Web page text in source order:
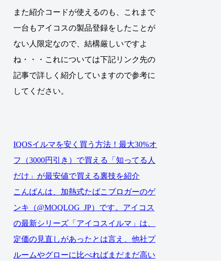
また紹介コードが使えるのも、これまで
一台もアイコスの製品登録をしたことが
ない人限定なので、結構厳しいですよ
ね・・・これについては下記リンク先の
記事で詳しく紹介していますので参考に
してください。
IQOSイルマを安く買う方法！最大30%オ
フ（3000円引き）で買える「知ってる人
だけ」が最安値で買える裏技を紹介
こんばんは、加熱式たばこブロガーのゲ
ンキ（@MOQLOG_JP）です。アイコス
の最新シリーズ「アイコスイルマ」は、
定価の見直しがあったとは言え、他社プ
ルームやグローに比べればまだまだ高い